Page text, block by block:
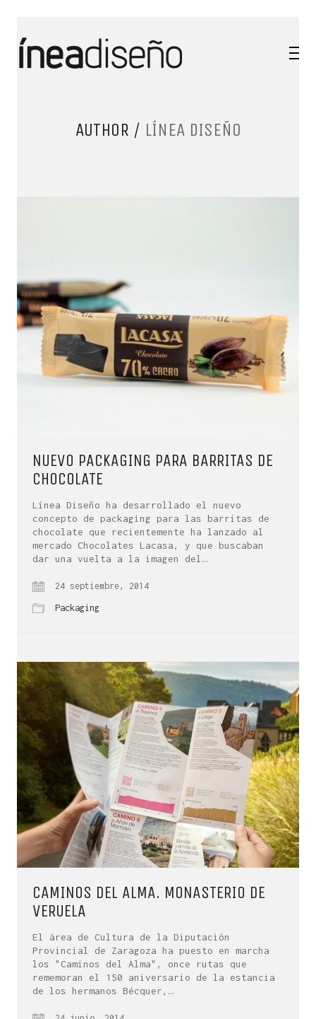
AUTHOR / LÍNEA DISEÑO
NUEVO PACKAGING PARA BARRITAS DE
CHOCOLATE
Línea Diseño ha desarrollado el nuevo
concepto de packaging para las barritas de
chocolate que recientemente ha lanzado al
mercado Chocolates Lacasa, y que buscaban
dar una vuelta a la imagen del…
24 septiembre, 2014
Packaging
CAMINOS DEL ALMA. MONASTERIO DE
VERUELA
El área de Cultura de la Diputación
Provincial de Zaragoza ha puesto en marcha
los "Caminos del Alma", once rutas que
rememoran el 150 aniversario de la estancia
de los hermanos Bécquer,…